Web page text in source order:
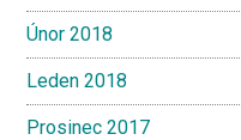
Únor 2018
Leden 2018
Prosinec 2017